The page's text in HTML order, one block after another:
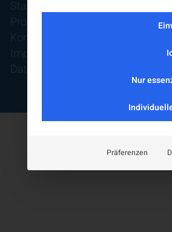
Statuten
Protokolle
Kontakt
Impressum
Datenschutzerklärung
Statistik-Cookies sammeln
personalisierte Werbung
Inhalte von Videoplattformen
Nur
Präferenzen